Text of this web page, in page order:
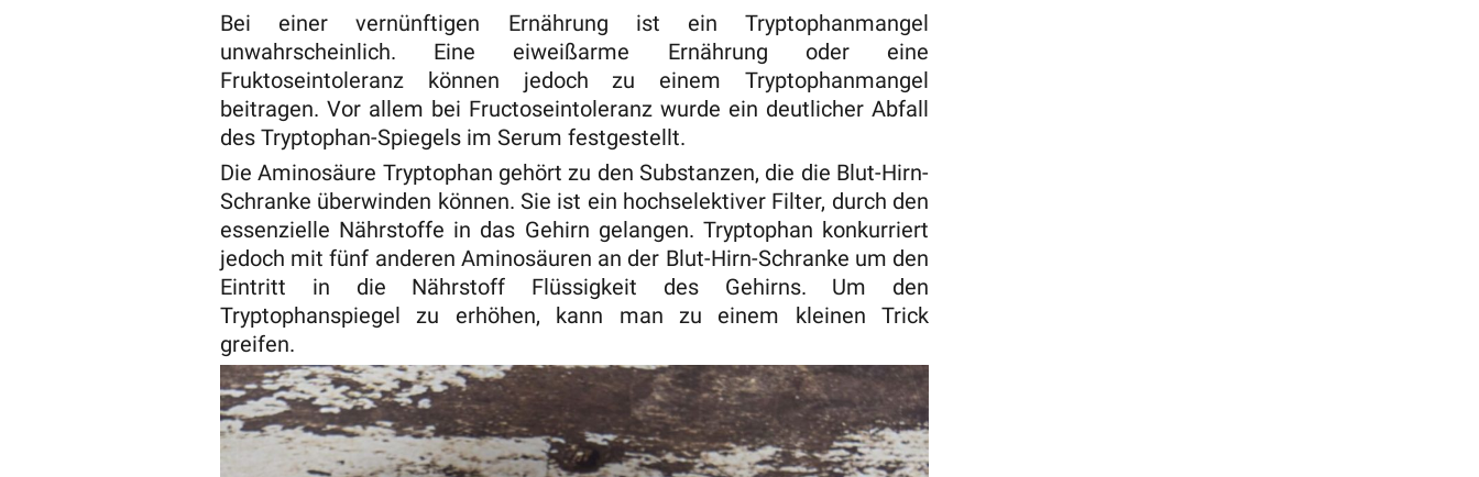
Bei einer vernünftigen Ernährung ist ein Tryptophanmangel
unwahrscheinlich. Eine eiweißarme Ernährung oder eine
Fruktoseintoleranz können jedoch zu einem Tryptophanmangel
beitragen. Vor allem bei Fructoseintoleranz wurde ein deutlicher Abfall
des Tryptophan-Spiegels im Serum festgestellt.
Die Aminosäure Tryptophan gehört zu den Substanzen, die die Blut-Hirn-
Schranke überwinden können. Sie ist ein hochselektiver Filter, durch den
essenzielle Nährstoffe in das Gehirn gelangen. Tryptophan konkurriert
jedoch mit fünf anderen Aminosäuren an der Blut-Hirn-Schranke um den
Eintritt in die Nährstoff Flüssigkeit des Gehirns. Um den
Tryptophanspiegel zu erhöhen, kann man zu einem kleinen Trick
greifen.